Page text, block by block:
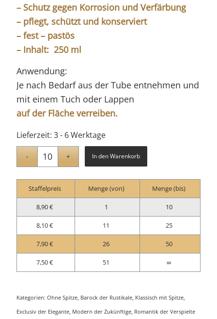
– Schutz gegen Korrosion und Verfärbung
– pflegt, schützt und konserviert
– fest – pastös
– Inhalt: 250 ml
Anwendung:
Je nach Bedarf aus der Tube entnehmen und
mit einem Tuch oder Lappen
auf der Fläche verreiben.
Lieferzeit: 3 - 6 Werktage
In den Warenkorb
Staffelpreis Menge (von) Menge (bis)
8,90€ 1 10
8,10€ 11 25
7,90€ 26 50
7,50€ 51 ∞
Kategorien: Ohne Spitze, Barock der Rustikale, Klassisch mit Spitze,
Exclusiv der Elegante, Modern der Zukünftige, Romantik der Verspielte